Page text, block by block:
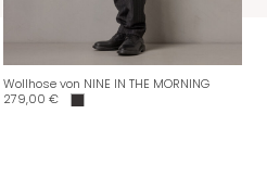
Wollhose von NINE IN THE MORNING
279,00 €